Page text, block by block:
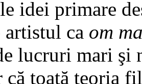
idei primare
ca om
lucruri mari şi
că toată teoria